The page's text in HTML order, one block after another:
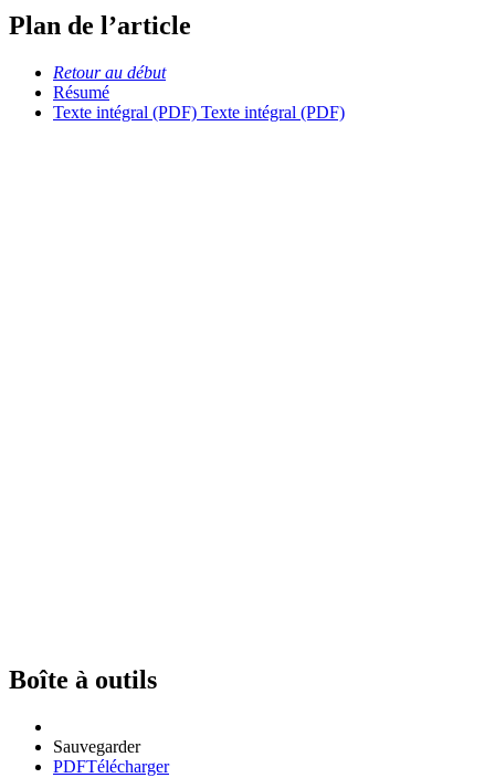
Plan de l’article
Retour au début
Résumé
Texte intégral (PDF) Texte intégral (PDF)
Boîte à outils
Sauvegarder
PDFTélécharger